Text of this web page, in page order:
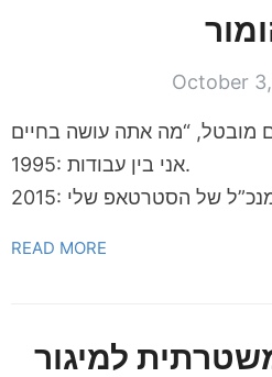
October
1995: אני בין עבודות.
READ MORE
למיגור